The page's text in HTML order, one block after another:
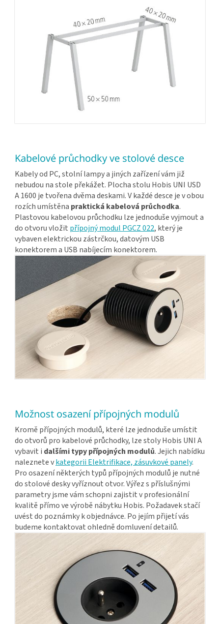
Kabelové průchodky ve stolové desce
Kabely od PC, stolní lampy a jiných zařízení vám již
nebudou na stole překážet. Plocha stolu Hobis UNI USD
A 1600 je tvořena dvěma deskami. V každé desce je v obou
rozích umístěna praktická kabelová průchodka.
Plastovou kabelovou průchodku lze jednoduše vyjmout a
do otvoru vložit přípojný modul PGCZ 022, který je
vybaven elektrickou zástrčkou, datovým USB
konektorem a USB nabíjecím konektorem.
Možnost osazení přípojných modulů
Kromě přípojných modulů, které lze jednoduše umístit
do otvorů pro kabelové průchodky, lze stoly Hobis UNI A
vybavit i dalšími typy přípojných modulů. Jejich nabídku
naleznete vkategorii Elektrifikace, zásuvkové panely.
Pro osazení některých typů přípojných modulů je nutné
do stolové desky vyříznout otvor. Výřez s příslušnými
parametry jsme vám schopni zajistit v profesionální
kvalitě přímo ve výrobě nábytku Hobis. Požadavek stačí
uvést do poznámky k objednávce. Po jejím přijetí vás
budeme kontaktovat ohledně domluvení detailů.